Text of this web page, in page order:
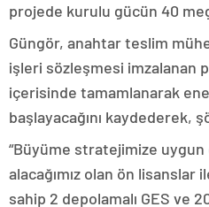
projede kurulu gücün 40
Güngör, anahtar teslim
işleri sözleşmesi imzalanan
içerisinde tamamlanarak
başlayacağını kaydederek,
“Büyüme stratejimize uygun
alacağımız olan ön
sahip 2 depolamalı GES ve